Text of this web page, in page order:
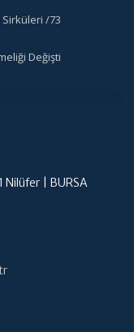
Sirküleri /73
Değişti
Nilüfer | BURSA